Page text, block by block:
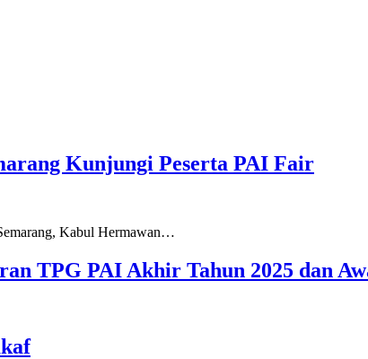
Kunjungi Peserta PAI Fair
Kabul Hermawan…
TPG PAI Akhir Tahun 2025 dan